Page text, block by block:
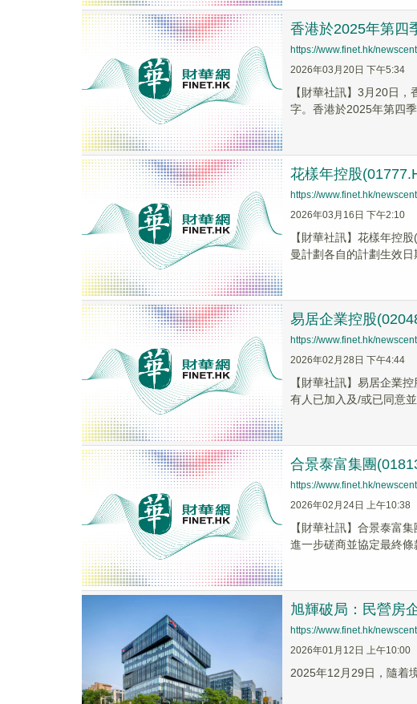
香港於2025年第四
https://www.finet.hk/
2026年03月20日 下午5:34
【財華社訊】3月20日
字。香港於2025年第四
花樣年控股
https://www.finet.hk/
2026年03月16日 下午2:10
【財華社訊】花樣年控
曼計劃各自的計劃生效日
易居企業控股
https://www.finet.hk/
2026年02月28日 下午4:44
【財華社訊】易居企業
有人已加入及/或已同意並
合景泰富集團
https://www.finet.hk/
2026年02月24日 上午10:38
【財華社訊】合景泰富
進一步磋商並協定最終條
旭輝破局：民營房
https://www.finet.hk/
2026年01月12日 上午10:00
2025年12月29日，隨着